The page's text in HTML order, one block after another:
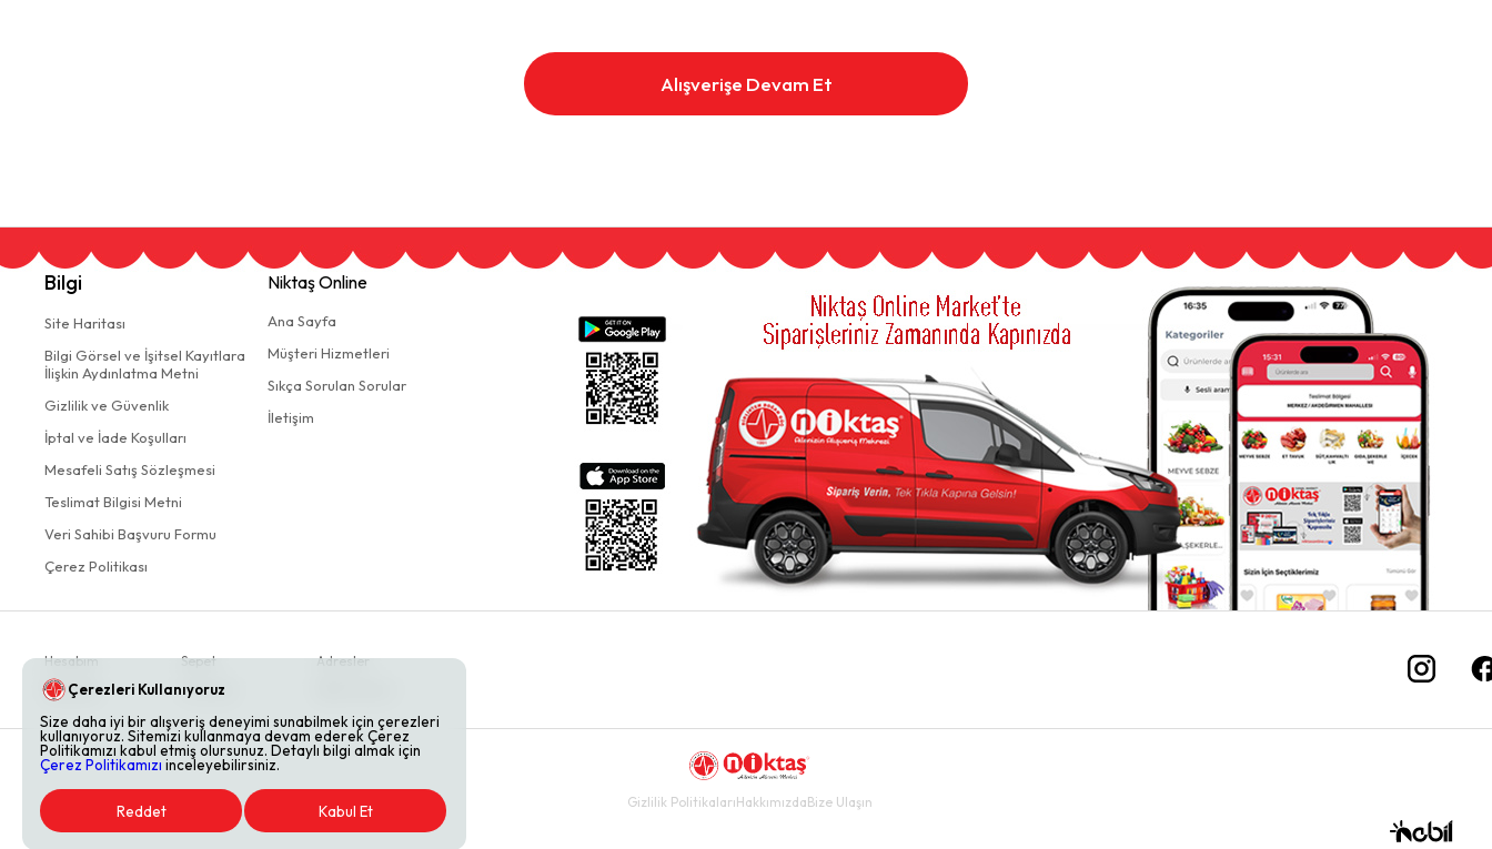
Alışverişe Devam Et
Bilgi
Site Haritası
Bilgi Görsel ve İşitsel Kayıtlara
İlişkin Aydınlatma Metni
Gizlilik ve Güvenlik
İptal ve İade Koşulları
Mesafeli Satış Sözleşmesi
Teslimat Bilgisi Metni
Veri Sahibi Başvuru Formu
Çerez Politikası
Niktaş Online
Ana Sayfa
Müşteri Hizmetleri
Sıkça Sorulan Sorular
İletişim
Hesabım
Siparişler
Sepet
Favoriler
Adresler
Gizlilik PolitikalarıHakkımızdaBize Ulaşın
Çerezleri Kullanıyoruz
Size daha iyi bir alışveriş deneyimi sunabilmek için çerezleri
kullanıyoruz. Sitemizi kullanmaya devam ederek Çerez
Politikamızı kabul etmiş olursunuz. Detaylı bilgi almak için
Çerez Politikamızı inceleyebilirsiniz.
Reddet Kabul Et